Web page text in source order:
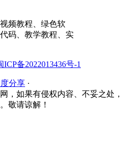
频教程、绿色软
码、教学教程、实
ICP备2022013436号-1
分享 ·
，如果有侵权内容、不妥之处，
敬请谅解！